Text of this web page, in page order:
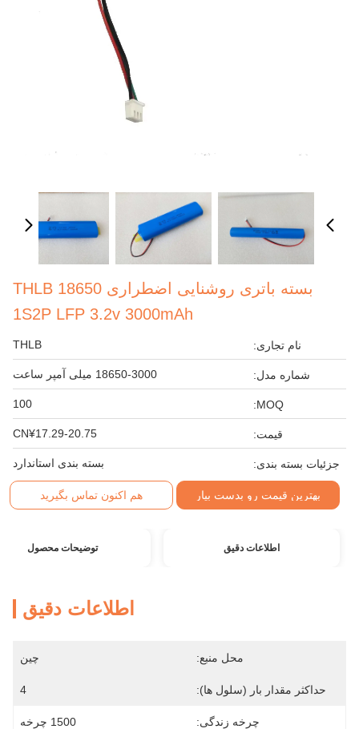
بسته باتری روشنایی اضطراری THLB 18650
1S2P LFP 3.2v 3000mAh
نام تجاری: THLB
شماره مدل: 18650-3000 میلی آمپر ساعت
MOQ:
100
قیمت: CN¥17.29-20.75
جزئیات بسته بندی: بسته بندی استاندارد
بهترین قیمت رو بدست بیار هم اکنون تماس بگیرید
اطلاعات دقیق توضیحات محصول
اطلاعات دقیق
محل منبع: چین
حداکثر مقدار بار (سلول ها): 4
چرخه زندگی: 1500 چرخه